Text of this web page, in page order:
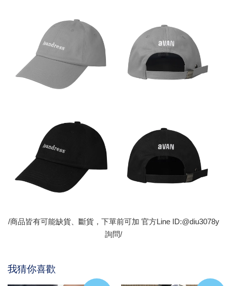
/商品皆有可能缺貨、斷貨，下單前可加 官方Line ID:@diu3078y
詢問/
我猜你喜歡